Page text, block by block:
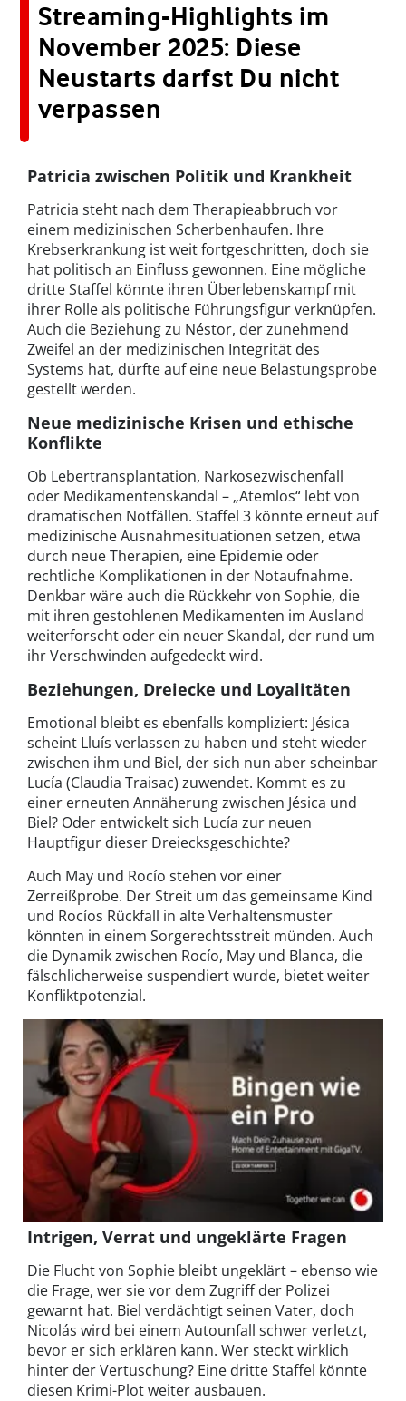
Streaming-Highlights im
November 2025: Diese
Neustarts darfst Du nicht
verpassen
Patricia zwischen Politik und Krankheit
Patricia steht nach dem Therapieabbruch vor
einem medizinischen Scherbenhaufen. Ihre
Krebserkrankung ist weit fortgeschritten, doch sie
hat politisch an Einfluss gewonnen. Eine mögliche
dritte Staffel könnte ihren Überlebenskampf mit
ihrer Rolle als politische Führungsfigur verknüpfen.
Auch die Beziehung zu Néstor, der zunehmend
Zweifel an der medizinischen Integrität des
Systems hat, dürfte auf eine neue Belastungsprobe
gestellt werden.
Neue medizinische Krisen und ethische
Konflikte
Ob Lebertransplantation, Narkosezwischenfall
oder Medikamentenskandal – „Atemlos“ lebt von
dramatischen Notfällen. Staffel 3 könnte erneut auf
medizinische Ausnahmesituationen setzen, etwa
durch neue Therapien, eine Epidemie oder
rechtliche Komplikationen in der Notaufnahme.
Denkbar wäre auch die Rückkehr von Sophie, die
mit ihren gestohlenen Medikamenten im Ausland
weiterforscht oder ein neuer Skandal, der rund um
ihr Verschwinden aufgedeckt wird.
Beziehungen, Dreiecke und Loyalitäten
Emotional bleibt es ebenfalls kompliziert: Jésica
scheint Lluís verlassen zu haben und steht wieder
zwischen ihm und Biel, der sich nun aber scheinbar
Lucía (Claudia Traisac) zuwendet. Kommt es zu
einer erneuten Annäherung zwischen Jésica und
Biel? Oder entwickelt sich Lucía zur neuen
Hauptfigur dieser Dreiecksgeschichte?
Auch May und Rocío stehen vor einer
Zerreißprobe. Der Streit um das gemeinsame Kind
und Rocíos Rückfall in alte Verhaltensmuster
könnten in einem Sorgerechtsstreit münden. Auch
die Dynamik zwischen Rocío, May und Blanca, die
fälschlicherweise suspendiert wurde, bietet weiter
Konfliktpotenzial.
Intrigen, Verrat und ungeklärte Fragen
Die Flucht von Sophie bleibt ungeklärt – ebenso wie
die Frage, wer sie vor dem Zugriff der Polizei
gewarnt hat. Biel verdächtigt seinen Vater, doch
Nicolás wird bei einem Autounfall schwer verletzt,
bevor er sich erklären kann. Wer steckt wirklich
hinter der Vertuschung? Eine dritte Staffel könnte
diesen Krimi-Plot weiter ausbauen.